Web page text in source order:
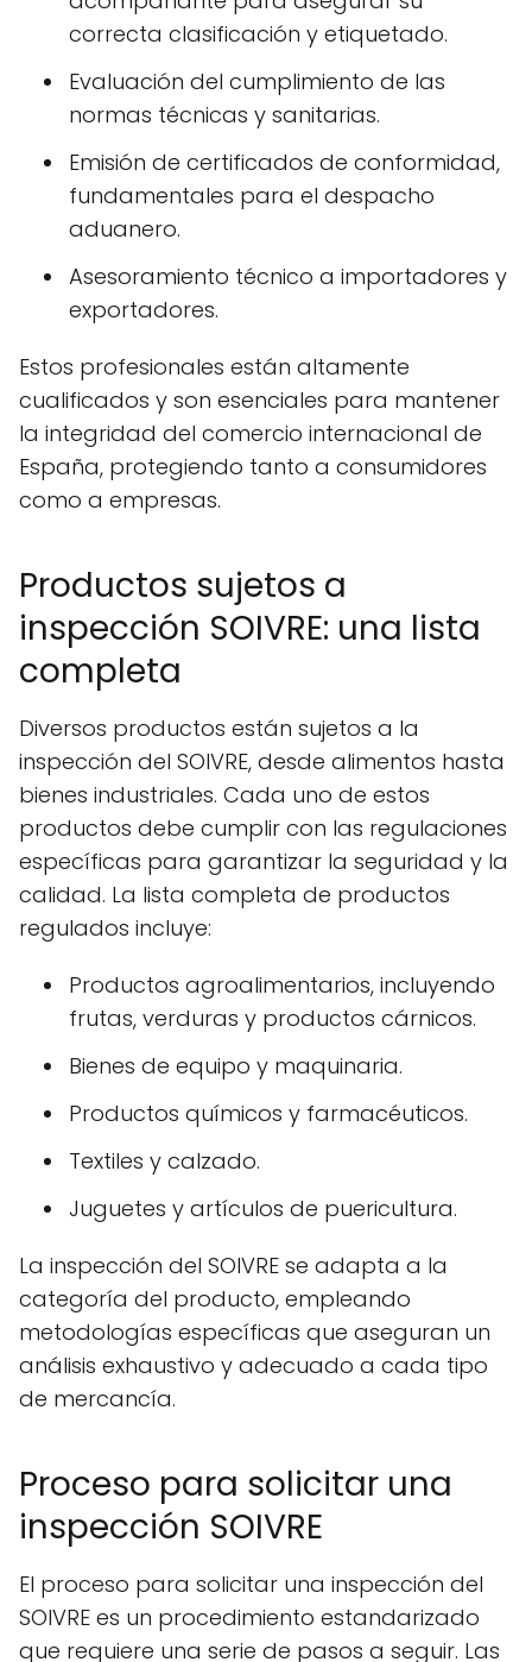
correcta clasificación y etiquetado.
Evaluación del cumplimiento de las
normas técnicas y sanitarias.
Emisión de certificados de conformidad,
fundamentales para el despacho
aduanero.
Asesoramiento técnico a importadores y
exportadores.
Estos profesionales están altamente
cualificados y son esenciales para mantener
la integridad del comercio internacional de
España, protegiendo tanto a consumidores
como a empresas.
Productos sujetos a
inspección SOIVRE: una lista
completa
Diversos productos están sujetos a la
inspección del SOIVRE, desde alimentos hasta
bienes industriales. Cada uno de estos
productos debe cumplir con las regulaciones
específicas para garantizar la seguridad y la
calidad. La lista completa de productos
regulados incluye:
Productos agroalimentarios, incluyendo
frutas, verduras y productos cárnicos.
Bienes de equipo y maquinaria.
Productos químicos y farmacéuticos.
Textiles y calzado.
Juguetes y artículos de puericultura.
La inspección del SOIVRE se adapta a la
categoría del producto, empleando
metodologías específicas que aseguran un
análisis exhaustivo y adecuado a cada tipo
de mercancía.
Proceso para solicitar una
inspección SOIVRE
El proceso para solicitar una inspección del
SOIVRE es un procedimiento estandarizado
que requiere una serie de pasos a seguir. Las